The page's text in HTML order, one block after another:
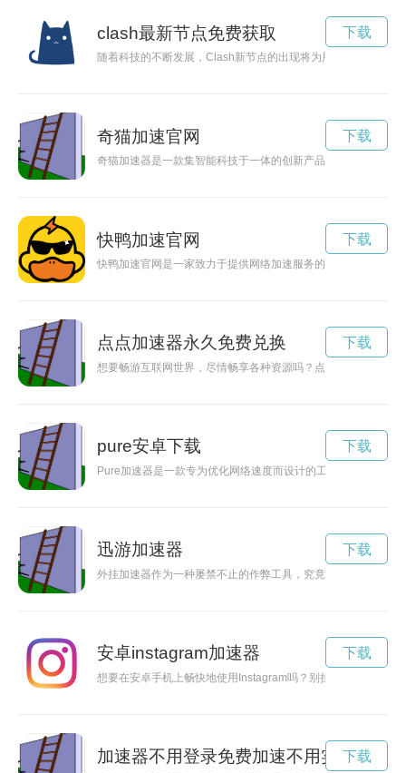
clash最新节点免费获取
随着科技的不断发展，Clash新节点的出现将为用户带来全新
下载
奇猫加速官网
奇猫加速器是一款集智能科技于一体的创新产品，能够帮助用
下载
快鸭加速官网
快鸭加速官网是一家致力于提供网络加速服务的平台，通过其
下载
点点加速器永久免费兑换
想要畅游互联网世界，尽情畅享各种资源吗？点点加速器是您
下载
pure安卓下载
Pure加速器是一款专为优化网络速度而设计的工具，通过智能
下载
迅游加速器
外挂加速器作为一种屡禁不止的作弊工具，究竟对游戏世界的
下载
安卓instagram加速器
想要在安卓手机上畅快地使用Instagram吗？别担心，只需简单
下载
加速器不用登录免费加速不用实名下载